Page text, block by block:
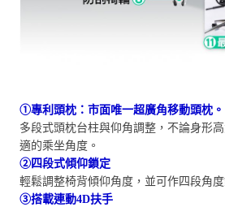
①專利頭枕：市面唯一超廣角移動頭枕。
多段式頭枕台柱與仰角調整，不論身形
適的乘坐角度。
②四段式傾仰鎖定
輕鬆調整椅背傾仰角度，並可作四段角度
③搭載連動4D扶手